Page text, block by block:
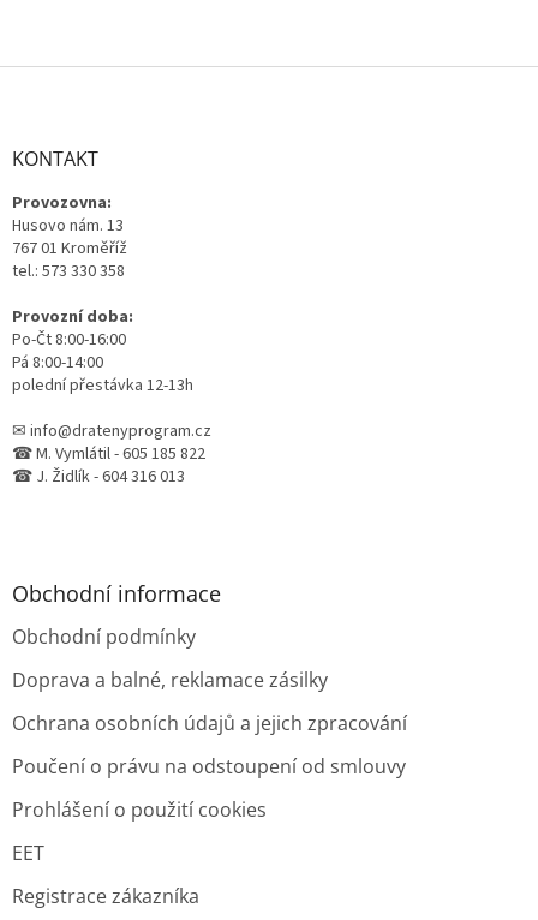
Z
KONTAKT
Provozovna:
Husovo nám. 13
767 01 Kroměříž
tel.: 573 330 358
Provozní doba:
Po-Čt 8:00-16:00
Pá 8:00-14:00
polední přestávka 12-13h
✉ info@dratenyprogram.cz
☎ M. Vymlátil - 605 185 822
☎ J. Židlík - 604 316 013
Obchodní informace
Obchodní podmínky
Doprava a balné, reklamace zásilky
Ochrana osobních údajů a jejich zpracování
Poučení o právu na odstoupení od smlouvy
Prohlášení o použití cookies
EET
Registrace zákazníka